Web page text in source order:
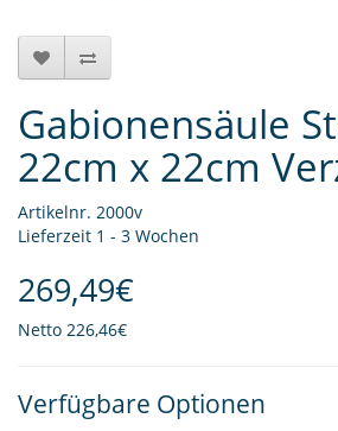
Gabionensäule
22cm x 22cm
Artikelnr. 2000v
Lieferzeit 1 - 3 Wochen
269,49€
Netto 226,46€
Verfügbare Optionen